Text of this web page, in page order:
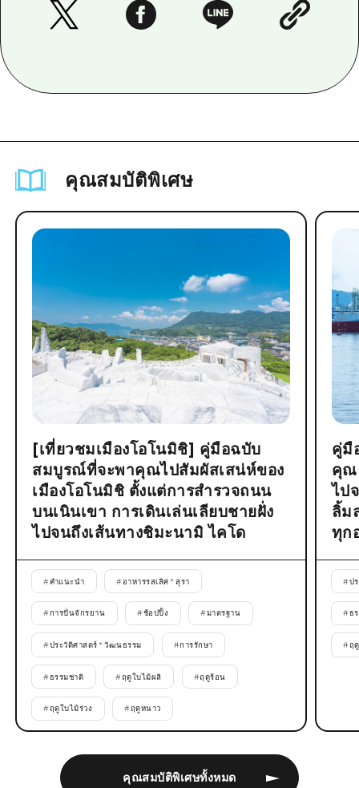
คุณสมบัติพิเศษ
คุณสมบัติพิเศษทั้งหมด
[เที่ยวชมเมืองโอโนมิชิ] คู่มือฉบับ
สมบูรณ์ที่จะพาคุณไปสัมผัสเสน่ห์ของ
เมืองโอโนมิชิ ตั้งแต่การสำรวจถนน
บนเนินเขา การเดินเล่นเลียบชายฝั่ง
ไปจนถึงเส้นทางชิมะนามิ ไคโด
#คำแนะนำ # อาหารรสเลิศ * สุรา
#การปั่นจักรยาน #ช้อปปิ้ง #มาตรฐาน
#ประวัติศาสตร์ * วัฒนธรรม #การรักษา
#ธรรมชาติ #ฤดูใบไม้ผลิ #ฤดูร้อน
#ฤดูใบไม้ร่วง #ฤดูหนาว
คู่มื
คุณ
ไป
ลิ้ม
ทุก
#ป
#ธ
#ฤ